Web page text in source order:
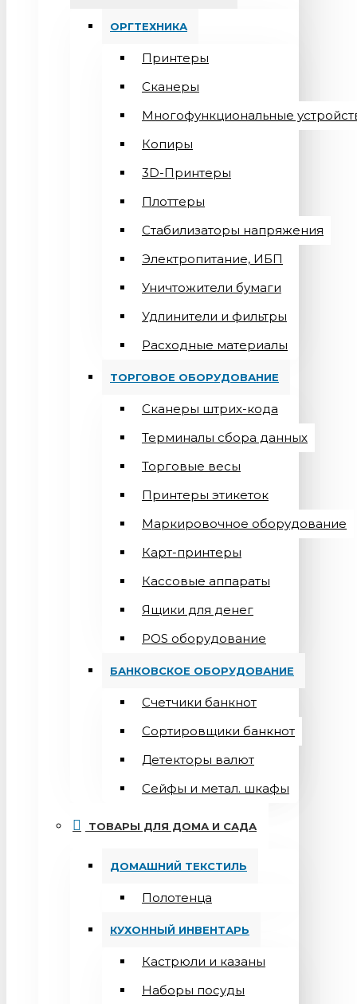
ОРГТЕХНИКА
Принтеры
Сканеры
Многофункциональные
Копиры
3D-Принтеры
Плоттеры
Стабилизаторы напряжения
Электропитание, ИБП
Уничтожители бумаги
Удлинители и фильтры
Расходные материалы
ТОРГОВОЕ ОБОРУДОВАНИЕ
Сканеры штрих-кода
Терминалы сбора данных
Торговые весы
Принтеры этикеток
Маркировочное оборудование
Карт-принтеры
Кассовые аппараты
Ящики для денег
POS оборудование
БАНКОВСКОЕ ОБОРУДОВАНИЕ
Счетчики банкнот
Сортировщики банкнот
Детекторы валют
Сейфы и метал. шкафы
ТОВАРЫ ДЛЯ ДОМА И САДА
ДОМАШНИЙ ТЕКСТИЛЬ
Полотенца
КУХОННЫЙ ИНВЕНТАРЬ
Кастрюли и казаны
Наборы посуды